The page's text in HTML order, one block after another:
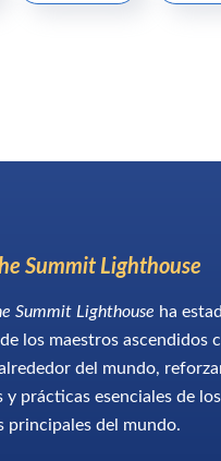
Summit Lighthouse
Summit Lighthouse ha
los maestros ascendidos
del mundo,
y prácticas esenciales de
principales del mundo.